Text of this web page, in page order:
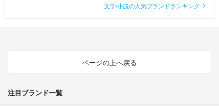
文学/小説の人気ブランドランキング
ページの上へ戻る
注目ブランド一覧